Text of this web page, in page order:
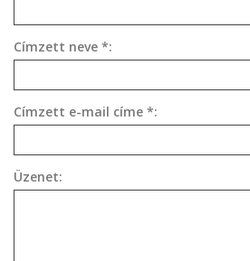
Címzett neve *:
Címzett e-mail címe *:
Üzenet: